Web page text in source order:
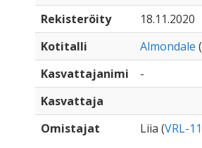
Rekisteröity
18.11.2020
Kotitalli
Almondale
Kasvattajanimi
-
Kasvattaja
Omistajat
Liia (VRL-